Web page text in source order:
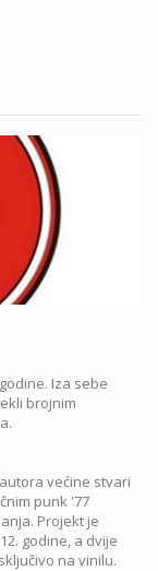
Iza sebe
brojnim
većine stvari
punk '77
Projekt je
godine, a dvije
na vinilu.